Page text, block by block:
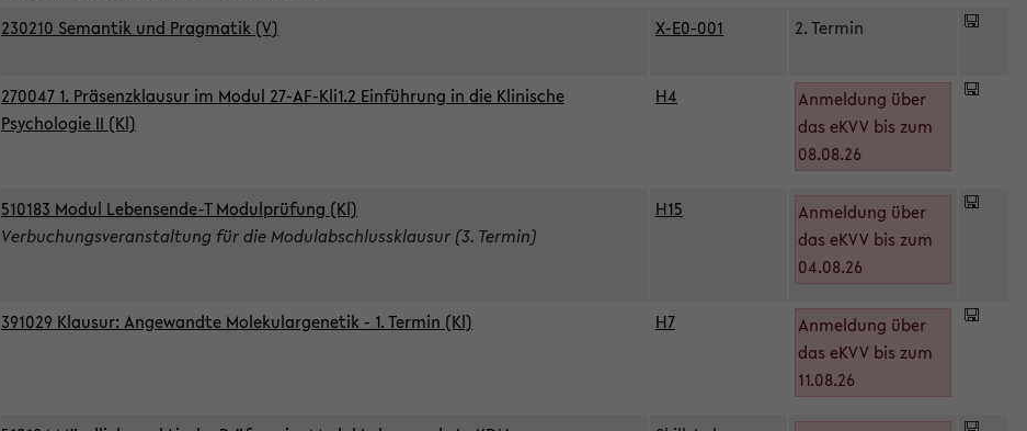
230210 Semantik und Pragmatik (V) X-E0-001 2. Termin
270047 1. Präsenzklausur im Modul 27-AF-Kli1.2 Einführung in die Klinische
Psychologie II (Kl)
H4
Anmeldung über
das eKVV bis zum
08.08.26
510183 Modul Lebensende-T Modulprüfung (Kl)
Verbuchungsveranstaltung für die Modulabschlussklausur (3. Termin)
H15
Anmeldung über
das eKVV bis zum
04.08.26
391029 Klausur: Angewandte Molekulargenetik - 1. Termin (Kl) H7
Anmeldung über
das eKVV bis zum
11.08.26